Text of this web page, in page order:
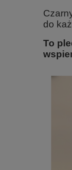
do
To